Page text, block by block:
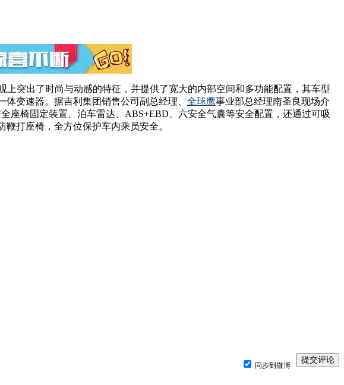
上突出了时尚与动感的特征，并提供了宽大的内部空间和多功能配置，其车型
体变速器。据吉利集团销售公司副总经理、 全球鹰事业部总经理南圣良现场介
全座椅固定装置、泊车雷达、ABS+EBD、六安全气囊等安全配置，还通过可吸
打座椅，全方位保护车内乘员安全。
同步到微博